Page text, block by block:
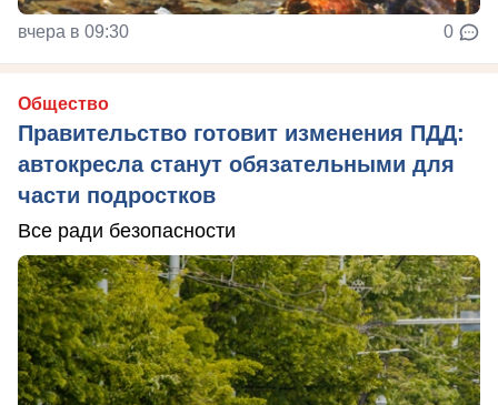
вчера в 09:30 0
Общество
Правительство готовит изменения ПДД:
автокресла станут обязательными для
части подростков
Все ради безопасности